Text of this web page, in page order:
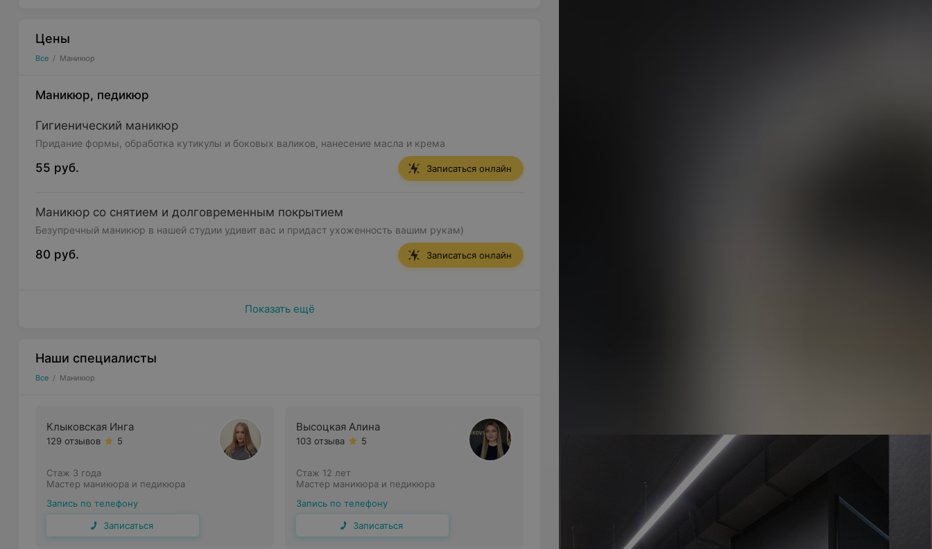
Цены
Все / Маникюр
Маникюр, педикюр
Гигиенический маникюр
Придание формы, обработка кутикулы и боковых валиков, нанесение масла и крема
55 руб. Записаться онлайн
Маникюр со снятием и долговременным покрытием
Безупречный маникюр в нашей студии удивит вас и придаст ухоженность вашим рукам)
80 руб. Записаться онлайн
Показать ещё
Наши специалисты
Все / Маникюр
Клыковская Инга
129 отзывов 5
Стаж 3 года
Мастер маникюра и педикюра
Запись по телефону
Записаться
Высоцкая Алина
103 отзыва 5
Стаж 12 лет
Мастер маникюра и педикюра
Запись по телефону
Записаться